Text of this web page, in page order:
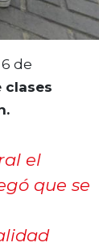
de
clases
el
que se